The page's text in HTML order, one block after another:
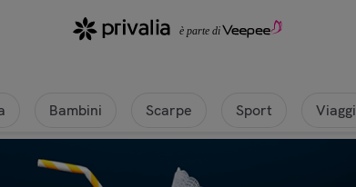
Bambini Scarpe Sport Viaggi